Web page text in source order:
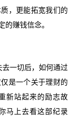
，更能拓宽我们的
的赚钱信念。
一切后，如何通过
是一个关于理财的
新站起来的励志故
马上去看这部纪录